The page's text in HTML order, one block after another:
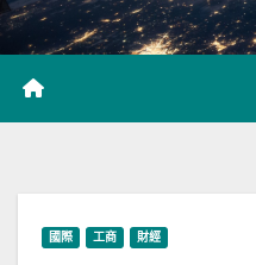
國際 工商 財經